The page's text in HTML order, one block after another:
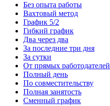
Без опыта работы
Вахтовый метод
График 5/2
Гибкий график
Два через два
За последние три дня
За сутки
От прямых работодателей
Полный день
По совместительству
Полная занятость
Сменный график